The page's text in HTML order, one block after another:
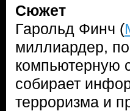
Сюжет
Гарольд Финч (
миллиардер, по
компьютерную
собирает
терроризма и